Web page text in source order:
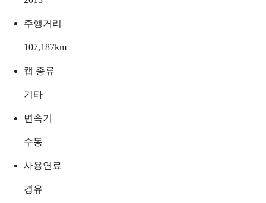
주행거리
107,187km
캡 종류
기타
변속기
수동
사용연료
경유